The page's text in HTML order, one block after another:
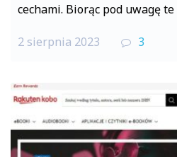
cechami. Biorąc pod uwagę
2 sierpnia 2023 3